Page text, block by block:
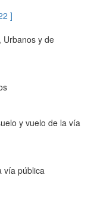
]
Urbanos y de
y vuelo de la vía
vía pública